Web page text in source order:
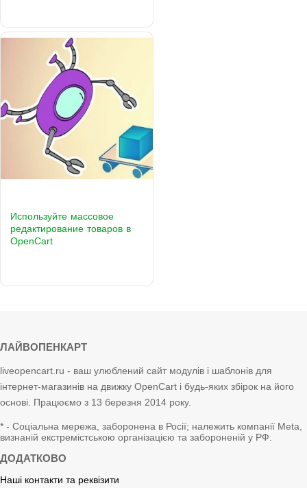
Используйте массовое
редактирование товаров в
OpenCart
ЛАЙВОПЕНКАРТ
liveopencart.ru - ваш улюблений сайт модулів і шаблонів для
інтернет-магазинів на движку OpenCart і будь-яких збірок на його
основі. Працюємо з 13 березня 2014 року.
* - Соціальна мережа, заборонена в Росії; належить компанії Meta,
визнаній екстремістською організацією та забороненій у РФ.
ДОДАТКОВО
Наші контакти та реквізити